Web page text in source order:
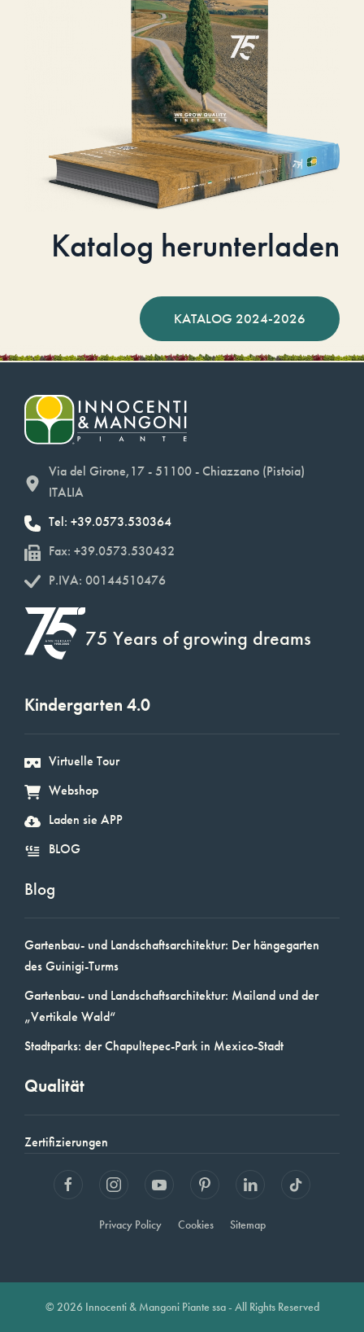
Katalog herunterladen
KATALOG 2024-2026
Via del Girone,17 - 51100 - Chiazzano (Pistoia)
ITALIA
Tel: +39.0573.530364
Fax: +39.0573.530432
P.IVA: 00144510476
75 Years of growing dreams
Kindergarten 4.0
Virtuelle Tour
Webshop
Laden sie APP
BLOG
Blog
Gartenbau- und Landschaftsarchitektur: Der hängegarten
des Guinigi-Turms
Gartenbau- und Landschaftsarchitektur: Mailand und der
„Vertikale Wald“
Stadtparks: der Chapultepec-Park in Mexico-Stadt
Qualität
Zertifizierungen
Privacy Policy Cookies Sitemap
© 2026 Innocenti & Mangoni Piante ssa - All Rights Reserved